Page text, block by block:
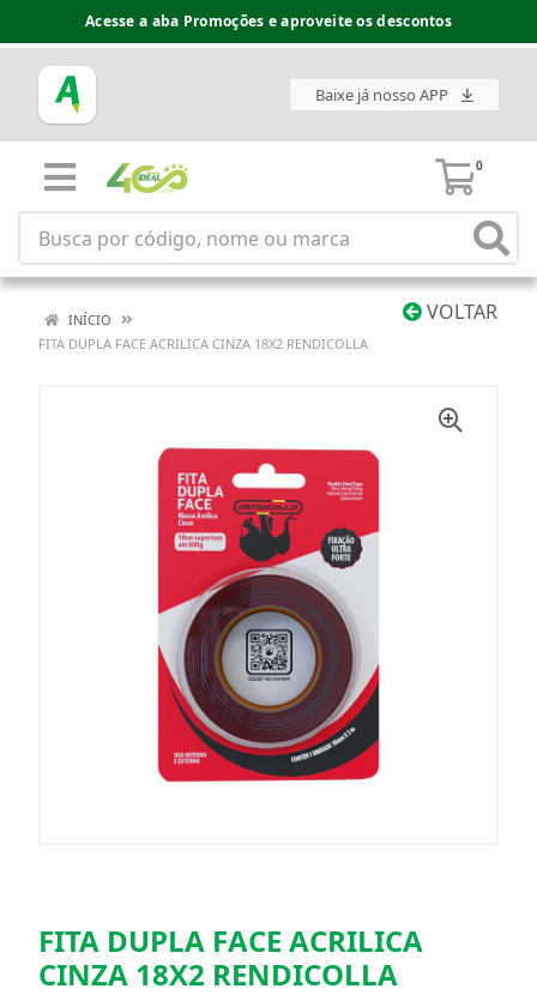
Acesse a aba Promoções e aproveite os descontos
Baixe já nosso APP
0
VOLTAR
INÍCIO
FITA DUPLA FACE ACRILICA CINZA 18X2 RENDICOLLA
FITA DUPLA FACE ACRILICA
CINZA 18X2 RENDICOLLA